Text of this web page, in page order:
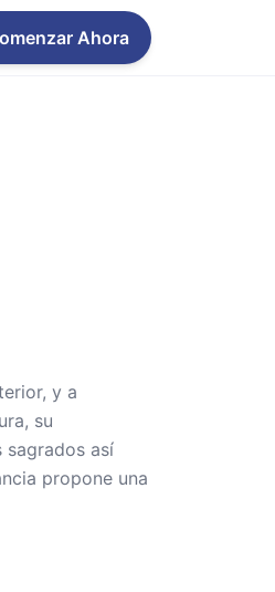
Ahora
y a
su
sagrados así
propone una